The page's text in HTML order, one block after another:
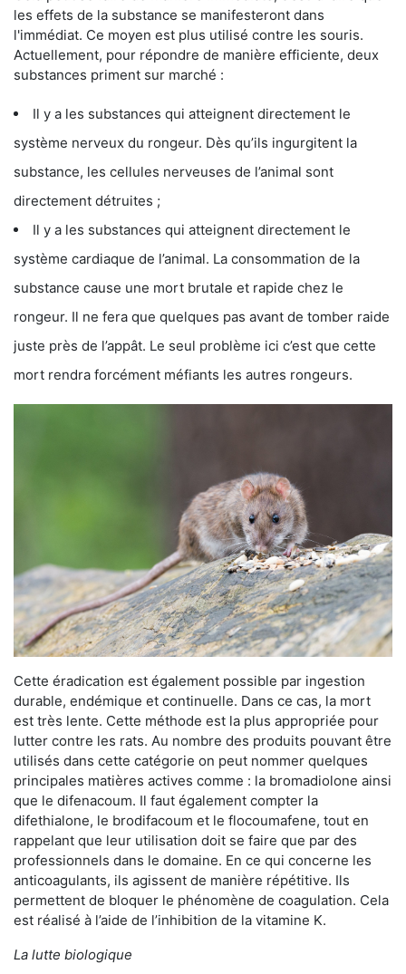
les effets de la substance se manifesteront dans
l'immédiat. Ce moyen est plus utilisé contre les souris.
Actuellement, pour répondre de manière efficiente, deux
substances priment sur marché :
Il y a les substances qui atteignent directement le
système nerveux du rongeur. Dès qu’ils ingurgitent la
substance, les cellules nerveuses de l’animal sont
directement détruites ;
Il y a les substances qui atteignent directement le
système cardiaque de l’animal. La consommation de la
substance cause une mort brutale et rapide chez le
rongeur. Il ne fera que quelques pas avant de tomber raide
juste près de l’appât. Le seul problème ici c’est que cette
mort rendra forcément méfiants les autres rongeurs.
Cette éradication est également possible par ingestion
durable, endémique et continuelle. Dans ce cas, la mort
est très lente. Cette méthode est la plus appropriée pour
lutter contre les rats. Au nombre des produits pouvant être
utilisés dans cette catégorie on peut nommer quelques
principales matières actives comme : la bromadiolone ainsi
que le difenacoum. Il faut également compter la
difethialone, le brodifacoum et le flocoumafene, tout en
rappelant que leur utilisation doit se faire que par des
professionnels dans le domaine. En ce qui concerne les
anticoagulants, ils agissent de manière répétitive. Ils
permettent de bloquer le phénomène de coagulation. Cela
est réalisé à l’aide de l’inhibition de la vitamine K.
La lutte biologique